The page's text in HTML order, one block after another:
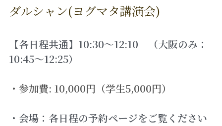
ダルシャン(ヨグマタ講演会)
【各日程共通】10:30～12:10　（大阪のみ：
10:45〜12:25）
・参加費: 10,000円（学生5,000円）
・会場：各日程の予約ページをご覧ください